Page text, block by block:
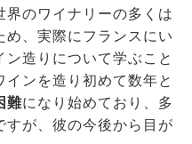
界のワイナリーの多くは
め、実際にフランスにい
ン造りについて学ぶこと
ンを造り初めて数年と
難になり始めており、多
すが、彼の今後から目が